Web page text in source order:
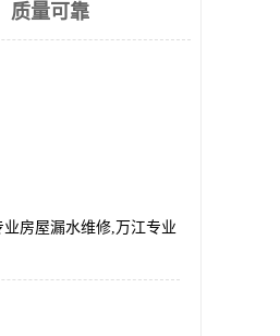
质量可靠
房屋漏水维修,万江专业